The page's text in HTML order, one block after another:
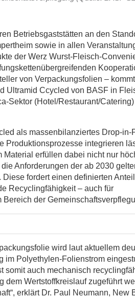
Betriebsgaststätten an den
sowie in allen
der Werz Wurst-Fleisch-
von Verpackungsfolien –
Ultramid Ccycled von BASF in
Sektor (Hotel/Restaurant/
als massenbilanziertes Drop-in-
Produktionsprozesse integrieren
erfüllen dabei nicht nur
Anforderungen der ab 2030
fordert einen definierten
Recyclingfähigkeit – auch für
der
wird laut aktuellem
im Polyethylen-Folienstrom
somit auch mechanisch
dem Wertstoffkreislauf zugeführt
erklärt Dr. Paul Neumann, New